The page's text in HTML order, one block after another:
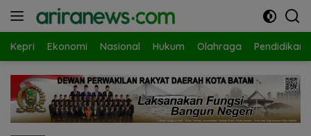
Kepri Ekonomi Nasional Hukum Olahraga Pendidikan